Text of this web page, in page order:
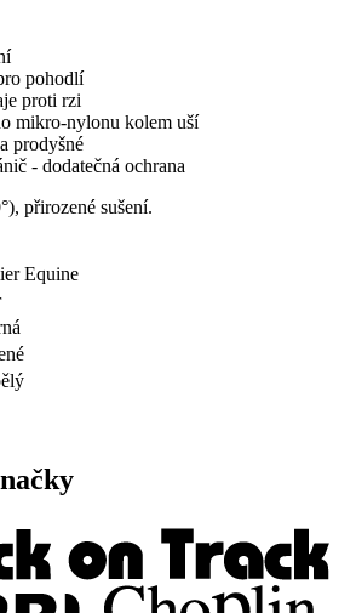
pohodlí
proti rzi
mikro-nylonu kolem uší
prodyšné
- dodatečná ochrana
přirozené sušení.
Equine